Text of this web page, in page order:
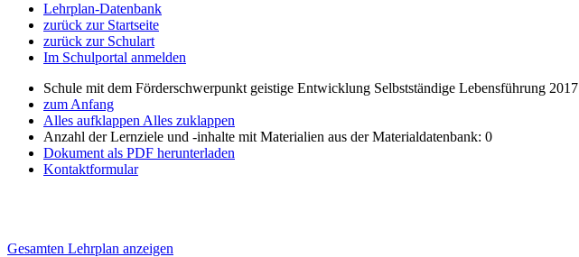
Lehrplan-Datenbank
zurück zur Startseite
zurück zur Schulart
Im Schulportal anmelden
Schule mit dem Förderschwerpunkt geistige Entwicklung Selbstständige Lebensführung 2017
zum Anfang
Alles aufklappen Alles zuklappen
Anzahl der Lernziele und -inhalte mit Materialien aus der Materialdatenbank: 0
Dokument als PDF herunterladen
Kontaktformular
Gesamten Lehrplan anzeigen